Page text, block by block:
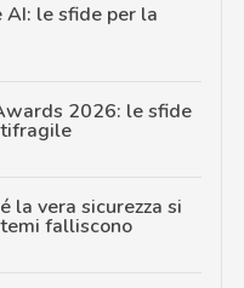
le sfide per la
2026: le sfide
la vera sicurezza si
falliscono